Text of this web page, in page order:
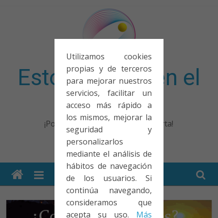
Utilizamos cookies
propias y de terceros
para mejorar nuestros
servicios, facilitar un
acceso más rápido a
los mismos, mejorar la
seguridad y
personalizarlos
mediante el análisis de
hábitos de navegación
de los usuarios. Si
continúa navegando,
consideramos que
acepta su uso. Más
Esto no entra en el
examen
¡Porque no solo el examen importa!